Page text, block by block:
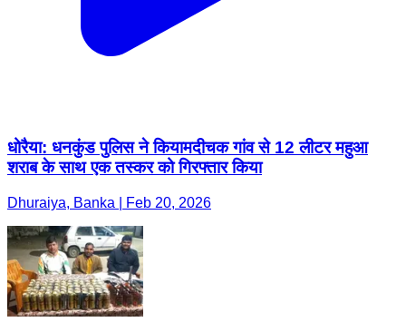
धोरैया: धनकुंड पुलिस ने कियामदीचक गांव से 12 लीटर महुआ
शराब के साथ एक तस्कर को गिरफ्तार किया
Dhuraiya, Banka | Feb 20, 2026